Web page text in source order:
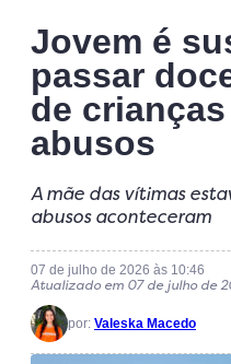
Jovem é
passar
de
abusos
A mãe das vítimas
abusos aconteceram
07 de julho de 2026 às 10:46
Atualizado em 07 de julho de
por: Valeska Macedo